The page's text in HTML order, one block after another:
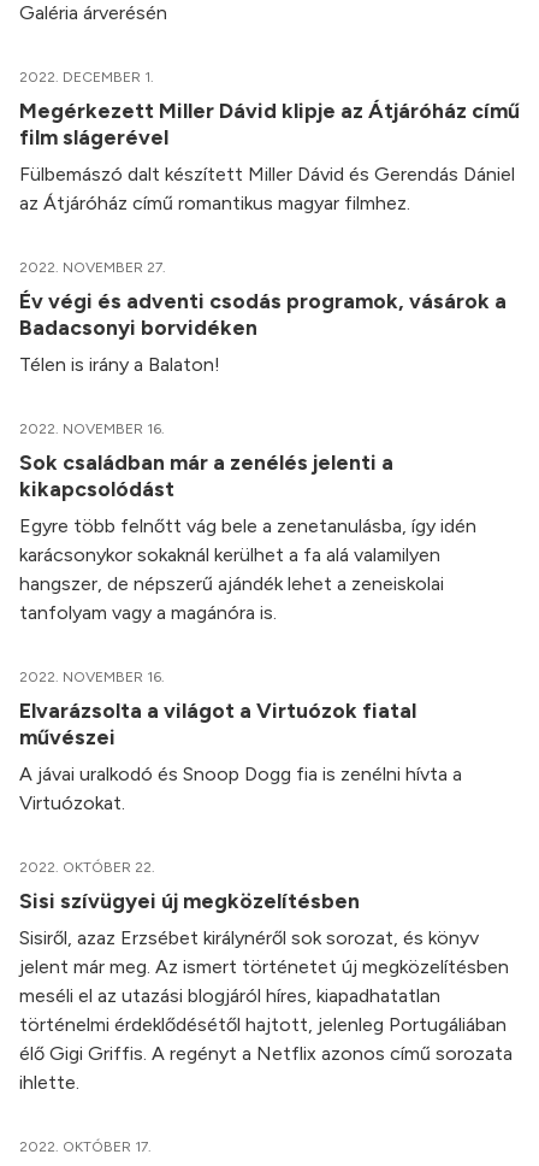
Galéria árverésén
2022. DECEMBER 1.
Megérkezett Miller Dávid klipje az Átjáróház című
film slágerével
Fülbemászó dalt készített Miller Dávid és Gerendás Dániel
az Átjáróház című romantikus magyar filmhez.
2022. NOVEMBER 27.
Év végi és adventi csodás programok, vásárok a
Badacsonyi borvidéken
Télen is irány a Balaton!
2022. NOVEMBER 16.
Sok családban már a zenélés jelenti a
kikapcsolódást
Egyre több felnőtt vág bele a zenetanulásba, így idén
karácsonykor sokaknál kerülhet a fa alá valamilyen
hangszer, de népszerű ajándék lehet a zeneiskolai
tanfolyam vagy a magánóra is.
2022. NOVEMBER 16.
Elvarázsolta a világot a Virtuózok fiatal
művészei
A jávai uralkodó és Snoop Dogg fia is zenélni hívta a
Virtuózokat.
2022. OKTÓBER 22.
Sisi szívügyei új megközelítésben
Sisiről, azaz Erzsébet királynéről sok sorozat, és könyv
jelent már meg. Az ismert történetet új megközelítésben
meséli el az utazási blogjáról híres, kiapadhatatlan
történelmi érdeklődésétől hajtott, jelenleg Portugáliában
élő Gigi Griffis. A regényt a Netflix azonos című sorozata
ihlette.
2022. OKTÓBER 17.